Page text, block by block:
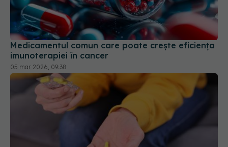
Medicamentul comun care poate crește eficiența
imunoterapiei în cancer
05 mar 2026, 09:38